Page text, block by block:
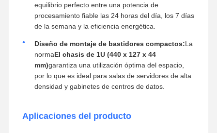
equilibrio perfecto entre una potencia de
procesamiento fiable las 24 horas del día, los 7 días
de la semana y la eficiencia energética.
Diseño de montaje de bastidores compactos:La
normaEl chasis de 1U (440 x 127 x 44
mm)garantiza una utilización óptima del espacio,
por lo que es ideal para salas de servidores de alta
densidad y gabinetes de centros de datos.
Aplicaciones del producto